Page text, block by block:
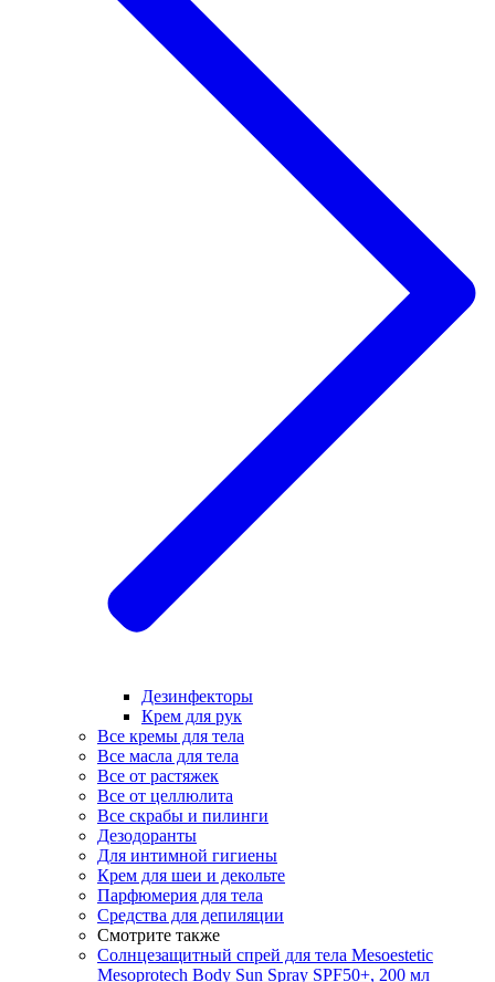
Дезинфекторы
Крем для рук
Все кремы для тела
Все масла для тела
Все от растяжек
Все от целлюлита
Все скрабы и пилинги
Дезодоранты
Для интимной гигиены
Крем для шеи и декольте
Парфюмерия для тела
Средства для депиляции
Смотрите также
Солнцезащитный спрей для тела Mesoestetic
Mesoprotech Body Sun Spray SPF50+, 200 мл